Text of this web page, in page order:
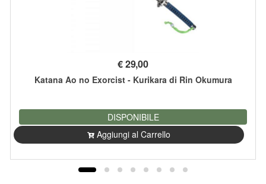
€29,00
Katana Ao no Exorcist - Kurikara di Rin Okumura
DISPONIBILE
Aggiungi al Carrello